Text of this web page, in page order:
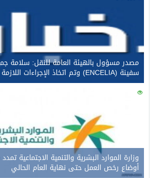
مصدر مسؤول بالهيئة العامة للنقل: سلامة
سفينة (ENCELIA) وتم اتخاذ الإجراءات اللازمة لتأمينها
114
وزارة الموارد البشرية والتنمية الاجتماعية
أوضاع رخص العمل حتى نهاية العام الحالي